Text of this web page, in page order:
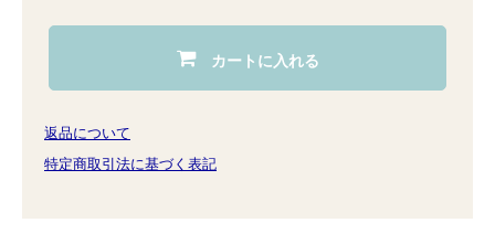
カートに入れる
返品について
特定商取引法に基づく表記